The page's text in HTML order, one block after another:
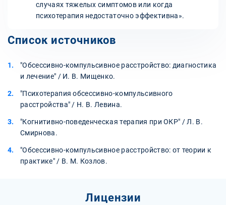
случаях тяжелых симптомов или когда
психотерапия недостаточно эффективна».
Список источников
"Обсессивно-компульсивное расстройство: диагностика
и лечение" / И. В. Мищенко.
"Психотерапия обсессивно-компульсивного
расстройства" / Н. В. Левина.
"Когнитивно-поведенческая терапия при ОКР" / Л. В.
Смирнова.
"Обсессивно-компульсивное расстройство: от теории к
практике" / В. М. Козлов.
Лицензии